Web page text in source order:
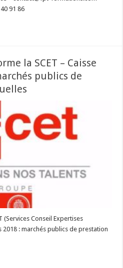
91 86
la SCET – Caisse
publics de
(Services Conseil Expertises
2018 : marchés publics de prestation